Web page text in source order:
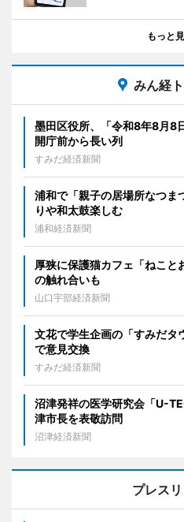
もっと
みん経
墨田区役所、「令和8年8月8
開庁前から長い列
すみだ経済新聞
浦和で「親子の居場所なつ
りや和太鼓楽しむ
浦和経済新聞
厚狭に保護猫カフェ「ねこ
の触れ合いも
山口宇部経済新聞
文花で学生企画の「すみだ
で意見交換
すみだ経済新聞
沼津発祥の医学研究会「U-
津市長を表敬訪問
沼津経済新聞
プレス